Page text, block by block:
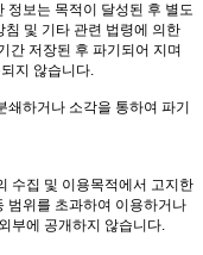
정보는 목적이 달성된 후 별도
및 기타 관련 법령에 의한
간 저장된 후 파기되어 지며
지 않습니다.
하거나 소각을 통하여 파기
수집 및 이용목적에서 고지한
범위를 초과하여 이용하거나
부에 공개하지 않습니다.